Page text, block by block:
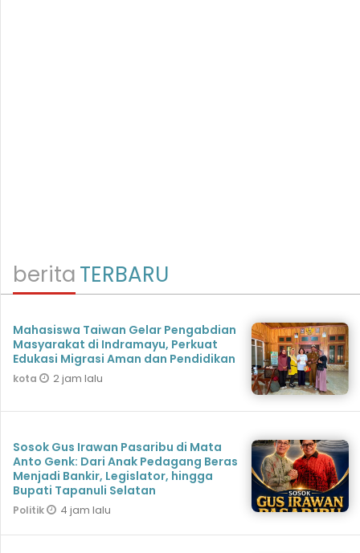
beritaTERBARU
Mahasiswa Taiwan Gelar Pengabdian
Masyarakat di Indramayu, Perkuat
Edukasi Migrasi Aman dan Pendidikan
kota 2 jam lalu
Sosok Gus Irawan Pasaribu di Mata
Anto Genk: Dari Anak Pedagang Beras
Menjadi Bankir, Legislator, hingga
Bupati Tapanuli Selatan
Politik 4 jam lalu